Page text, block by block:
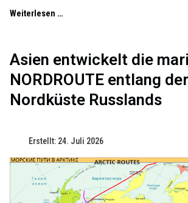
Weiterlesen …
Asien entwickelt die
NORDROUTE entlang der
Nordküste Russlands
Erstellt: 24. Juli 2026